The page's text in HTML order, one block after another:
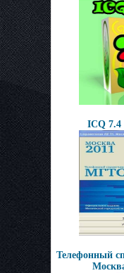
ICQ 7.4
Телефонный